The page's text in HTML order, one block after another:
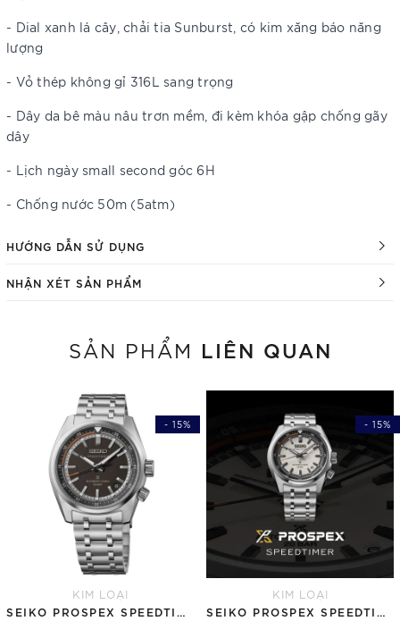
- Dial xanh lá cây, chải tia Sunburst, có kim xăng báo năng
lượng
- Vỏ thép không gỉ 316L sang trọng
- Dây da bê màu nâu trơn mềm, đi kèm khóa gập chống gãy
dây
- Lịch ngày small second góc 6H
- Chống nước 50m (5atm)
HƯỚNG DẪN SỬ DỤNG
NHẬN XÉT SẢN PHẨM
SẢN PHẨM LIÊN QUAN
- 15%
KIM LOẠI
- 15%
KIM LOẠI